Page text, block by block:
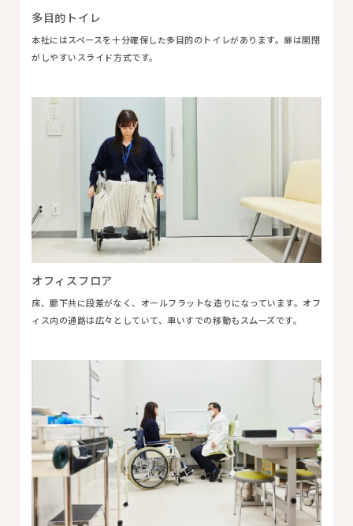
多目的トイレ
本社にはスペースを十分確保した多目的のトイレがあります。扉は開閉
がしやすいスライド方式です。
オフィスフロア
床、廊下共に段差がなく、オールフラットな造りになっています。オフ
ィス内の通路は広々としていて、車いすでの移動もスムーズです。